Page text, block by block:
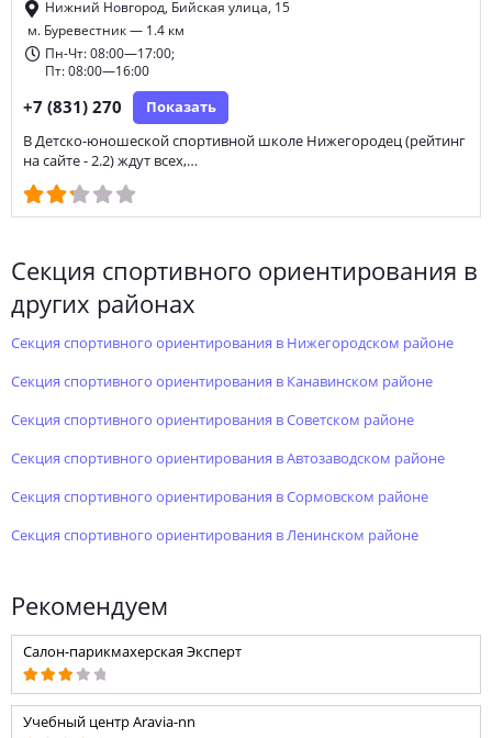
Нижний Новгород, Бийская улица, 15
м. Буревестник — 1.4 км
Пн-Чт: 08:00—17:00;
Пт: 08:00—16:00
+7 (831) 270 Показать
В Детско-юношеской спортивной школе Нижегородец (рейтинг
на сайте - 2.2) ждут всех,…
секция спортивного ориентирования в
других районах
секция спортивного ориентирования в Нижегородском районе
секция спортивного ориентирования в Канавинском районе
секция спортивного ориентирования в Советском районе
секция спортивного ориентирования в Автозаводском районе
секция спортивного ориентирования в Сормовском районе
секция спортивного ориентирования в Ленинском районе
Рекомендуем
Салон-парикмахерская Эксперт
Учебный центр Aravia-nn